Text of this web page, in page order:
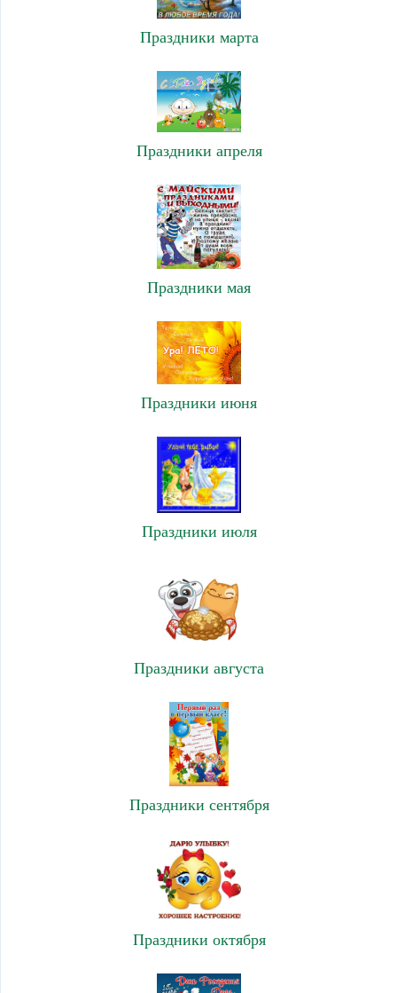
Праздники марта
Праздники апреля
Праздники мая
Праздники июня
Праздники июля
Праздники августа
Праздники сентября
Праздники октября